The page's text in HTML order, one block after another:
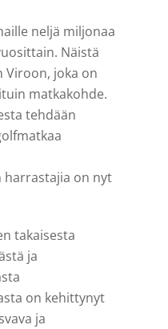
neljä miljonaa
Näistä
Viroon, joka on
matkakohde.
tehdään
harrastajia on nyt
takaisesta
ja
on kehittynyt
ja